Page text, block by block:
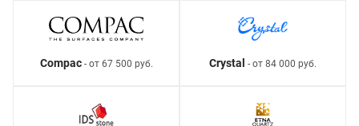
Compac- от 67 500 руб. Crystal - от 84 000 руб.